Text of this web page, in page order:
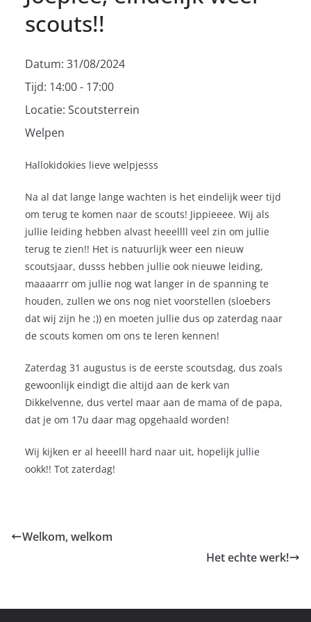
scouts!!
Datum: 31/08/2024
Tijd: 14:00 - 17:00
Locatie: Scoutsterrein
Welpen
Hallokidokies lieve welpjesss
Na al dat lange lange wachten is het eindelijk weer tijd
om terug te komen naar de scouts! Jippieeee. Wij als
jullie leiding hebben alvast heeellll veel zin om jullie
terug te zien!! Het is natuurlijk weer een nieuw
scoutsjaar, dusss hebben jullie ook nieuwe leiding,
maaaarrr om jullie nog wat langer in de spanning te
houden, zullen we ons nog niet voorstellen (sloebers
dat wij zijn he ;)) en moeten jullie dus op zaterdag naar
de scouts komen om ons te leren kennen!
Zaterdag 31 augustus is de eerste scoutsdag, dus zoals
gewoonlijk eindigt die altijd aan de kerk van
Dikkelvenne, dus vertel maar aan de mama of de papa,
dat je om 17u daar mag opgehaald worden!
Wij kijken er al heeelll hard naar uit, hopelijk jullie
ookk!! Tot zaterdag!
Welkom, welkom
Het echte werk!